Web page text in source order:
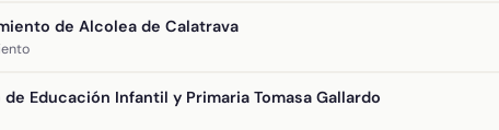
de Alcolea de Calatrava
de Educación Infantil y Primaria Tomasa Gallardo